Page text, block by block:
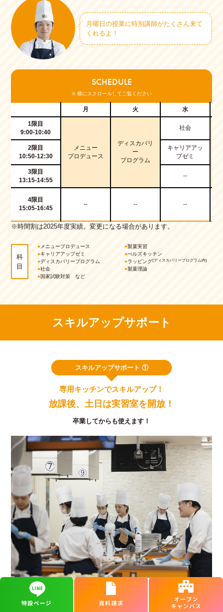
月曜日の授業に特別講師がたくさん来て
くれるよ！
SCHEDULE
※ 横にスクロールしてご覧ください
月 火 水
1限目
9:00-10:40
メニュー
プロデュース
ディスカバリ
ー
プログラム
社会
2限目
10:50-12:30
キャリアアッ
プゼミ
3限目
13:15-14:55
--
4限目
15:05-16:45
-- -- --
※時間割は2025年度実績。変更になる場合があります。
科
目
● メニュープロデュース ●製菓実習
●キャリアアップゼミ ●べルズキッチン
●ディスカバリープログラム ●ラッピング(ディスカバリープログラム内)
●社会 ●製菓理論
●国家試験対策 など
スキルアップサポート
スキルアップサポート ①
専用キッチンでスキルアップ！
放課後、土日は実習室を開放！
卒業してからも使えます！
＼自由に使える！／